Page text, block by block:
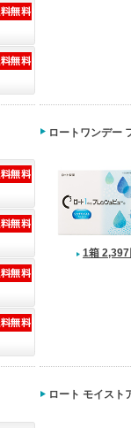
ロートワンデー
1箱 2,397
ロート モイスト